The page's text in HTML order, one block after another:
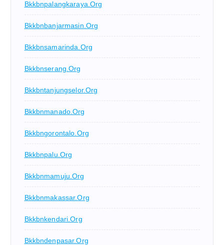
Bkkbnpalangkaraya.org
Bkkbnbanjarmasin.org
Bkkbnsamarinda.org
Bkkbnserang.org
Bkkbntanjungselor.org
Bkkbnmanado.org
Bkkbngorontalo.org
Bkkbnpalu.org
Bkkbnmamuju.org
Bkkbnmakassar.org
Bkkbnkendari.org
Bkkbndenpasar.org